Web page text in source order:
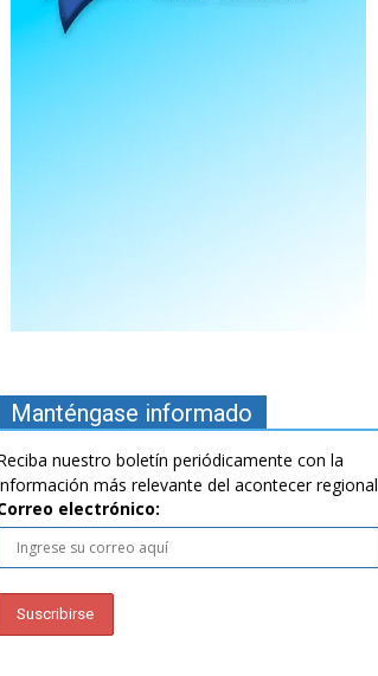
Manténgase informado
nuestro boletín periódicamente con la
más relevante del acontecer regional
electrónico: